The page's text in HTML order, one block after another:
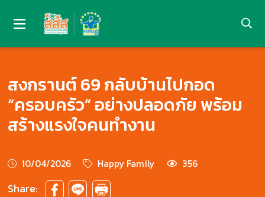
สงกรานต์ 69 กลับบ้านไปกอด
“ครอบครัว” อย่างปลอดภัย พร้อม
สร้างแรงใจคนทำงาน
10/04/2026 Happy Family 356
Share: